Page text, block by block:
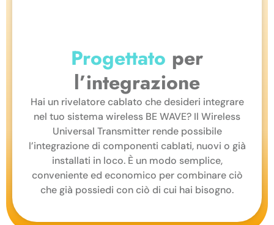
Progettato per
l’integrazione
Hai un rivelatore cablato che desideri integrare
nel tuo sistema wireless BE WAVE? Il Wireless
Universal Transmitter rende possibile
l’integrazione di componenti cablati, nuovi o già
installati in loco. È un modo semplice,
conveniente ed economico per combinare ciò
che già possiedi con ciò di cui hai bisogno.